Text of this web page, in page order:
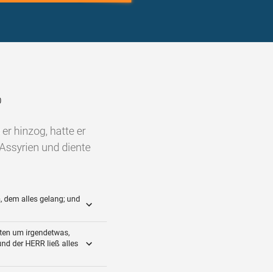
hinzog, hatte er
und diente
dem alles gelang; und
um irgendetwas,
der HERR ließ alles